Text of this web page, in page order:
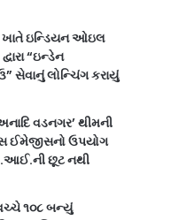
ખાતે ઇન્ડિયન ઓઇલ
“ઇન્ડેન
સેવાનું લોન્ચિંગ કરાયું
વડનગર’ થીમની
ઈમેજીસનો ઉપયોગ
છૂટ નથી
૧૦૮ બન્યું